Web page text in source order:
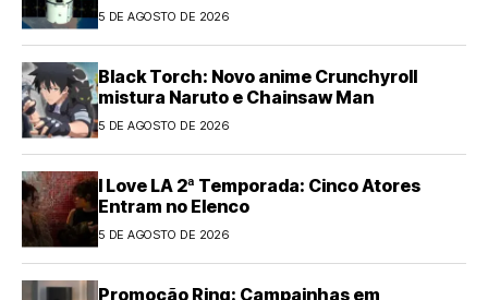
5 DE AGOSTO DE 2026
Black Torch: Novo anime Crunchyroll
mistura Naruto e Chainsaw Man
5 DE AGOSTO DE 2026
I Love LA 2ª Temporada: Cinco Atores
Entram no Elenco
5 DE AGOSTO DE 2026
Promoção Ring: Campainhas em